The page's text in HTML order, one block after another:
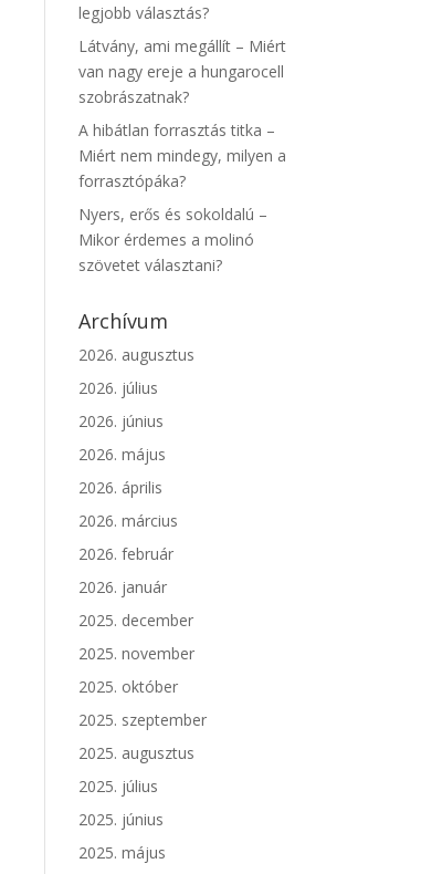
legjobb választás?
Látvány, ami megállít – Miért
van nagy ereje a hungarocell
szobrászatnak?
A hibátlan forrasztás titka –
Miért nem mindegy, milyen a
forrasztópáka?
Nyers, erős és sokoldalú –
Mikor érdemes a molinó
szövetet választani?
Archívum
2026. augusztus
2026. július
2026. június
2026. május
2026. április
2026. március
2026. február
2026. január
2025. december
2025. november
2025. október
2025. szeptember
2025. augusztus
2025. július
2025. június
2025. május